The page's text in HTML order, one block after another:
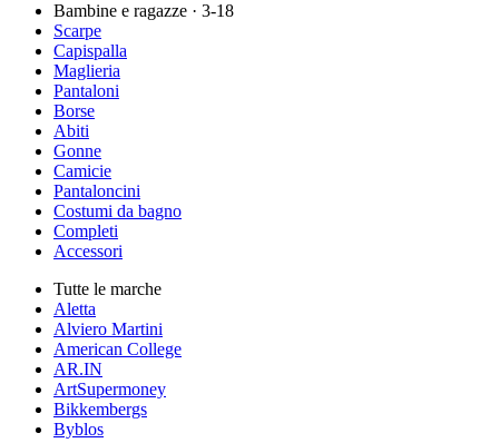
Bambine e ragazze · 3-18
Scarpe
Capispalla
Maglieria
Pantaloni
Borse
Abiti
Gonne
Camicie
Pantaloncini
Costumi da bagno
Completi
Accessori
Tutte le marche
Aletta
Alviero Martini
American College
AR.IN
ArtSupermoney
Bikkembergs
Byblos